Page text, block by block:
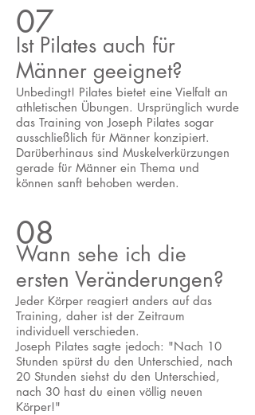
07
Ist Pilates auch für
Männer geeignet?
Unbedingt! Pilates bietet eine Vielfalt an
athletischen Übungen. Ursprünglich wurde
das Training von Joseph Pilates sogar
ausschließlich für Männer konzipiert.
Darüberhinaus sind Muskelverkürzungen
gerade für Männer ein Thema und
können sanft behoben werden.
08
Wann sehe ich die
ersten Veränderungen?
Jeder Körper reagiert anders auf das
Training, daher ist der Zeitraum
individuell verschieden.
Joseph Pilates sagte jedoch: "Nach 10
Stunden spürst du den Unterschied, nach
20 Stunden siehst du den Unterschied,
nach 30 hast du einen völlig neuen
Körper!"